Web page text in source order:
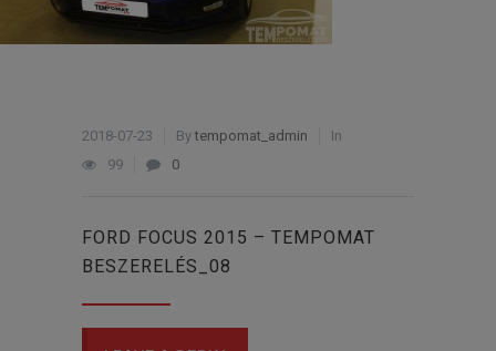
2018-07-23 Bytempomat_admin
In
99
0
FORD FOCUS 2015 – TEMPOMAT
BESZERELÉS_08